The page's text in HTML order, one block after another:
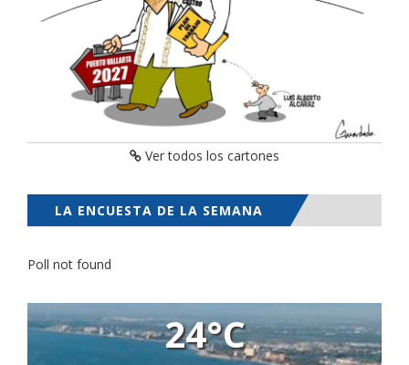
Ver todos los cartones
LA ENCUESTA DE LA SEMANA
Poll not found
24°C